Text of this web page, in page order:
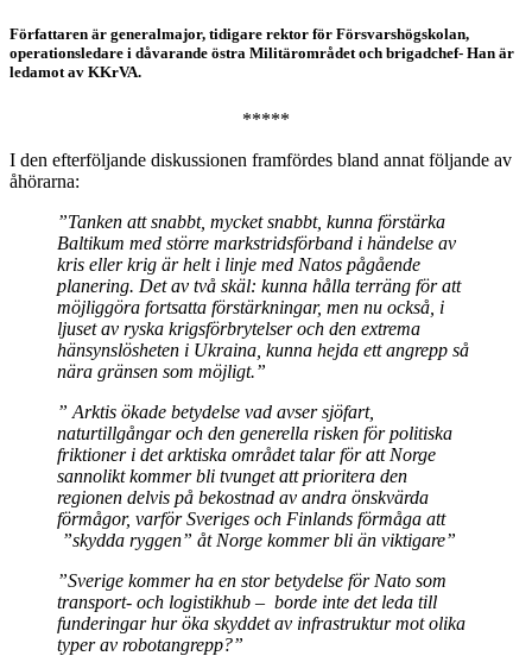
Författaren är generalmajor, tidigare rektor för Försvarshögskolan,
operationsledare i dåvarande östra Militärområdet och brigadchef- Han är
ledamot av KKrVA.
*****
I den efterföljande diskussionen framfördes bland annat följande av
åhörarna:
”Tanken att snabbt, mycket snabbt, kunna förstärka
Baltikum med större markstridsförband i händelse av
kris eller krig är helt i linje med Natos pågående
planering. Det av två skäl: kunna hålla terräng för att
möjliggöra fortsatta förstärkningar, men nu också, i
ljuset av ryska krigsförbrytelser och den extrema
hänsynslösheten i Ukraina, kunna hejda ett angrepp så
nära gränsen som möjligt.”
” Arktis ökade betydelse vad avser sjöfart,
naturtillgångar och den generella risken för politiska
friktioner i det arktiska området talar för att Norge
sannolikt kommer bli tvunget att prioritera den
regionen delvis på bekostnad av andra önskvärda
förmågor, varför Sveriges och Finlands förmåga att
”skydda ryggen” åt Norge kommer bli än viktigare”
”Sverige kommer ha en stor betydelse för Nato som
transport- och logistikhub – borde inte det leda till
funderingar hur öka skyddet av infrastruktur mot olika
typer av robotangrepp?”